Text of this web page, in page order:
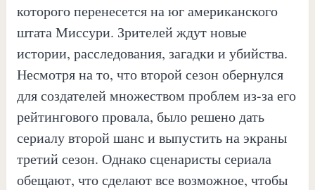
которого перенесется на юг американского
штата Миссури. Зрителей ждут новые
истории, расследования, загадки и убийства.
Несмотря на то, что второй сезон обернулся
для создателей множеством проблем из-за его
рейтингового провала, было решено дать
сериалу второй шанс и выпустить на экраны
третий сезон. Однако сценаристы сериала
обещают, что сделают все возможное, чтобы